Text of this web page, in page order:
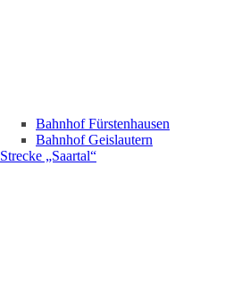
Bahnhof Fürstenhausen
Bahnhof Geislautern
Strecke „Saartal“